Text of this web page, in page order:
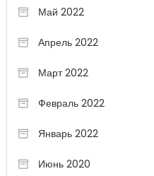
Май 2022
Апрель 2022
Март 2022
Февраль 2022
Январь 2022
Июнь 2020